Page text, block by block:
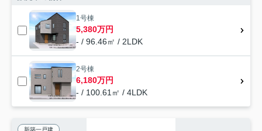
1号棟
5,380万円
- / 96.46㎡ / 2LDK
2号棟
6,180万円
- / 100.61㎡ / 4LDK
新築一戸建